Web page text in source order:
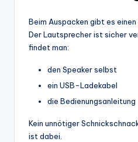
Beim Auspacken gibt es
Der Lautsprecher ist sicher
findet man:
den Speaker selbst
ein USB-Ladekabel
die Bedienungsanleitung
Kein unnötiger
ist dabei.